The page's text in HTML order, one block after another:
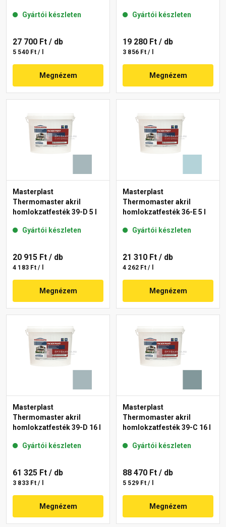
Gyártói készleten
27 700 Ft / db
5 540 Ft / l
Megnézem
Gyártói készleten
19 280 Ft / db
3 856 Ft / l
Megnézem
Masterplast
Thermomaster akril
homlokzatfesték 39-D 5 l
Gyártói készleten
20 915 Ft / db
4 183 Ft / l
Megnézem
Masterplast
Thermomaster akril
homlokzatfesték 36-E 5 l
Gyártói készleten
21 310 Ft / db
4 262 Ft / l
Megnézem
Masterplast
Thermomaster akril
homlokzatfesték 39-D 16 l
Gyártói készleten
61 325 Ft / db
3 833 Ft / l
Megnézem
Masterplast
Thermomaster akril
homlokzatfesték 39-C 16 l
Gyártói készleten
88 470 Ft / db
5 529 Ft / l
Megnézem